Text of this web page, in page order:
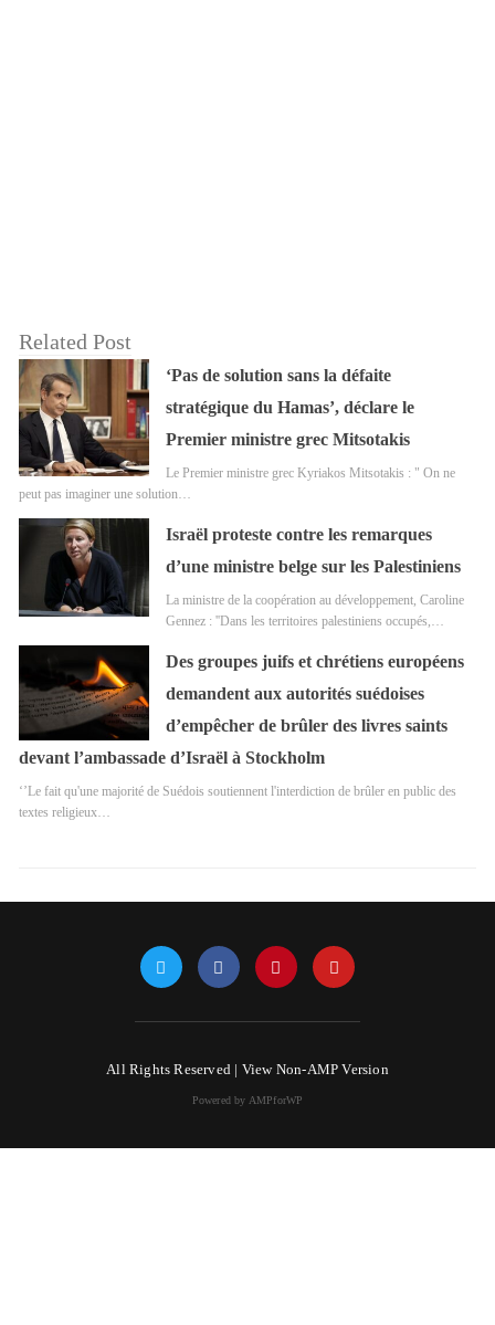
Related Post
‘Pas de solution sans la défaite
stratégique du Hamas’, déclare le
Premier ministre grec Mitsotakis
Le Premier ministre grec Kyriakos Mitsotakis : " On ne
peut pas imaginer une solution…
Israël proteste contre les remarques
d’une ministre belge sur les Palestiniens
La ministre de la coopération au développement, Caroline
Gennez : ''Dans les territoires palestiniens occupés,…
Des groupes juifs et chrétiens européens
demandent aux autorités suédoises
d’empêcher de brûler des livres saints
devant l’ambassade d’Israël à Stockholm
‘’Le fait qu'une majorité de Suédois soutiennent l'interdiction de brûler en public des
textes religieux…
All Rights Reserved | View Non-AMP Version
Powered by AMPforWP